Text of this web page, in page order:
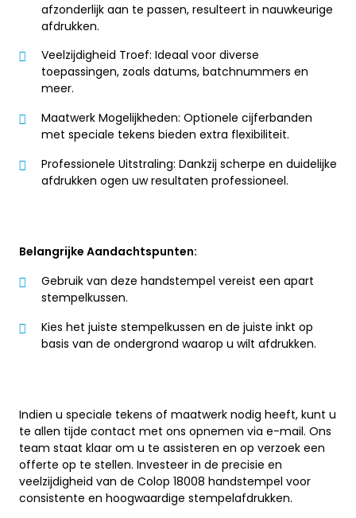
afzonderlijk aan te passen, resulteert in nauwkeurige
afdrukken.
Veelzijdigheid Troef: Ideaal voor diverse
toepassingen, zoals datums, batchnummers en
meer.
Maatwerk Mogelijkheden: Optionele cijferbanden
met speciale tekens bieden extra flexibiliteit.
Professionele Uitstraling: Dankzij scherpe en duidelijke
afdrukken ogen uw resultaten professioneel.
Belangrijke Aandachtspunten:
Gebruik van deze handstempel vereist een apart
stempelkussen.
Kies het juiste stempelkussen en de juiste inkt op
basis van de ondergrond waarop u wilt afdrukken.
Indien u speciale tekens of maatwerk nodig heeft, kunt u
te allen tijde contact met ons opnemen via e-mail. Ons
team staat klaar om u te assisteren en op verzoek een
offerte op te stellen. Investeer in de precisie en
veelzijdigheid van de Colop 18008 handstempel voor
consistente en hoogwaardige stempelafdrukken.